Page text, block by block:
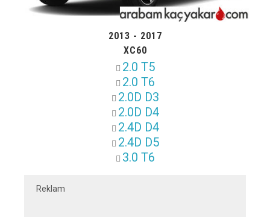
2013 - 2017
XC60
2.0 T5
2.0 T6
2.0D D3
2.0D D4
2.4D D4
2.4D D5
3.0 T6
Reklam